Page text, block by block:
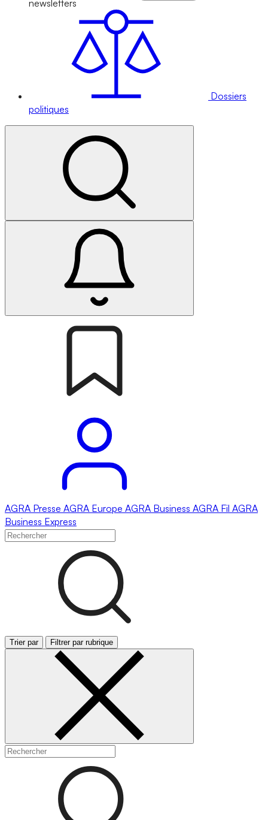
newsletters
Dossiers
politiques
AGRA Presse AGRA Europe AGRA Business AGRA Fil AGRA
Business Express
Trier par Filtrer par rubrique